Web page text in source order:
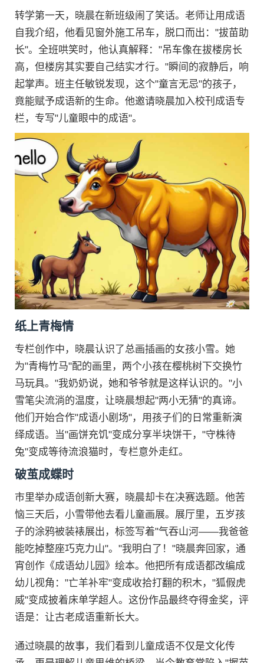
转学第一天，晓晨在新班级闹了笑话。老师让用成语
自我介绍，他看见窗外施工吊车，脱口而出："拔苗助
长"。全班哄笑时，他认真解释："吊车像在拔楼房长
高，但楼房其实要自己结实才行。"瞬间的寂静后，响
起掌声。班主任敏锐发现，这个"童言无忌"的孩子，
竟能赋予成语新的生命。他邀请晓晨加入校刊成语专
栏，专写"儿童眼中的成语"。
纸上青梅情
专栏创作中，晓晨认识了总画插画的女孩小雪。她
为"青梅竹马"配的画里，两个小孩在樱桃树下交换竹
马玩具。"我奶奶说，她和爷爷就是这样认识的。"小
雪笔尖流淌的温度，让晓晨想起"两小无猜"的真谛。
他们开始合作"成语小剧场"，用孩子们的日常重新演
绎成语。当"画饼充饥"变成分享半块饼干，"守株待
兔"变成等待流浪猫时，专栏意外走红。
破茧成蝶时
市里举办成语创新大赛，晓晨却卡在决赛选题。他苦
恼三天后，小雪带他去看儿童画展。展厅里，五岁孩
子的涂鸦被装裱展出，标签写着"气吞山河——我爸爸
能吃掉整座巧克力山"。"我明白了！"晓晨奔回家，通
宵创作《成语幼儿园》绘本。他把所有成语都改编成
幼儿视角："亡羊补牢"变成收拾打翻的积木，"狐假虎
威"变成披着床单学超人。这份作品最终夺得金奖，评
语是：让古老成语重新长大。
通过晓晨的故事，我们看到儿童成语不仅是文化传